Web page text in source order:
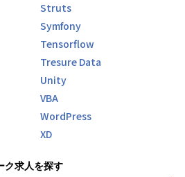
Struts
Symfony
Tensorflow
Tresure Data
Unity
VBA
WordPress
XD
ク求人を探す